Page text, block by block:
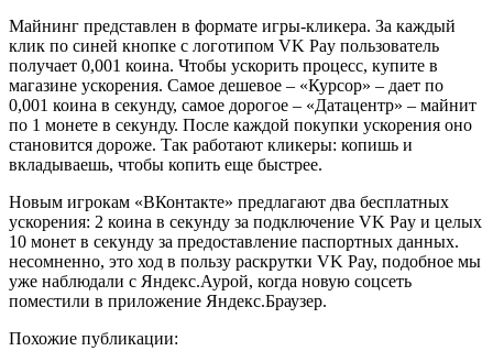
Майнинг представлен в формате игры-кликера. За каждый
клик по синей кнопке с логотипом VK Pay пользователь
получает 0,001 коина. Чтобы ускорить процесс, купите в
магазине ускорения. Самое дешевое – «Курсор» – дает по
0,001 коина в секунду, самое дорогое – «Датацентр» – майнит
по 1 монете в секунду. После каждой покупки ускорения оно
становится дороже. Так работают кликеры: копишь и
вкладываешь, чтобы копить еще быстрее.
Новым игрокам «ВКонтакте» предлагают два бесплатных
ускорения: 2 коина в секунду за подключение VK Pay и целых
10 монет в секунду за предоставление паспортных данных.
несомненно, это ход в пользу раскрутки VK Pay, подобное мы
уже наблюдали с Яндекс.Аурой, когда новую соцсеть
поместили в приложение Яндекс.Браузер.
Похожие публикации: